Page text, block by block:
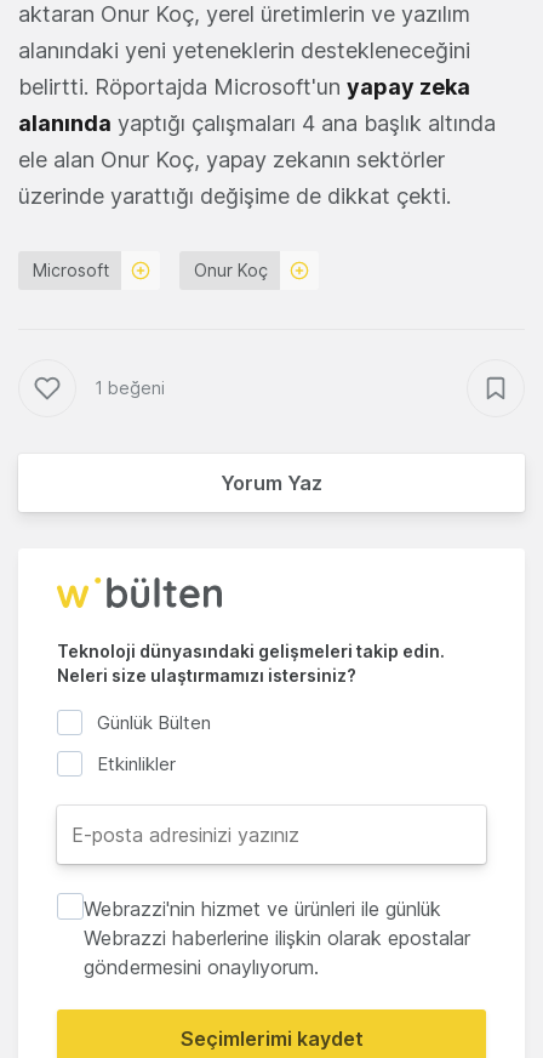
aktaran Onur Koç, yerel üretimlerin ve yazılım
alanındaki yeni yeteneklerin destekleneceğini
belirtti. Röportajda Microsoft'un yapay zeka
alanında yaptığı çalışmaları 4 ana başlık altında
ele alan Onur Koç, yapay zekanın sektörler
üzerinde yarattığı değişime de dikkat çekti.
Microsoft Onur Koç
1 beğeni
Yorum Yaz
Teknoloji dünyasındaki gelişmeleri takip edin.
Neleri size ulaştırmamızı istersiniz?
Günlük Bülten
Etkinlikler
Webrazzi'nin hizmet ve ürünleri ile günlük
Webrazzi haberlerine ilişkin olarak epostalar
göndermesini onaylıyorum.
Seçimlerimi kaydet